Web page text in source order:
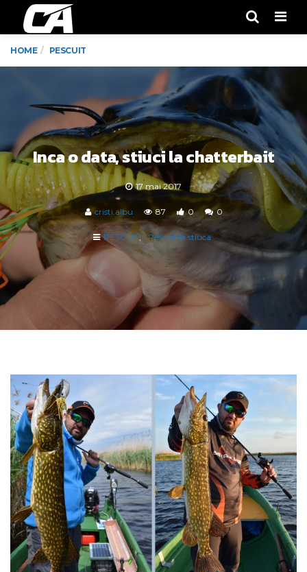
HOME PESCUIT
Inca o data, stiuci la chatterbait
17 mai 2017
cristi.albu 87 0 0
PESCUIT Pescuit la stiuca